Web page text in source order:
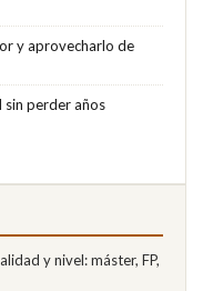
y aprovecharlo de
perder años
y nivel: máster, FP,